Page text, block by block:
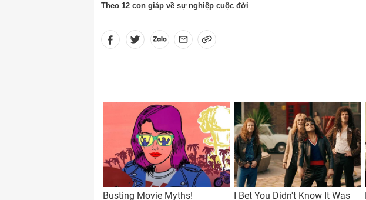
Theo 12 con giáp về sự nghiệp cuộc đời